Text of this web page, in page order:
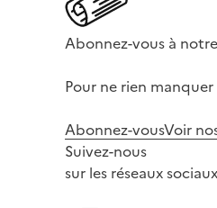
Abonnez-vous à
Pour ne rien
Abonnez-vousVoir
Suivez-nous
sur les réseaux sociaux